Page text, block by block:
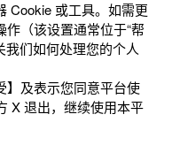
Cookie 或⼯具。如需更
（该设置通常位于“帮
我们如何处理您的个⼈
】及表示您同意平台使
X 退出，继续使⽤本平